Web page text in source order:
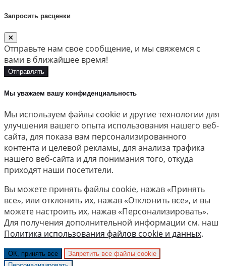
Запросить расценки
Отправьте нам свое сообщение, и мы свяжемся с
вами в ближайшее время!
Отправлять
Мы уважаем вашу конфиденциальность
Мы используем файлы cookie и другие технологии для
улучшения вашего опыта использования нашего веб-
сайта, для показа вам персонализированного
контента и целевой рекламы, для анализа трафика
нашего веб-сайта и для понимания того, откуда
приходят наши посетители.
Вы можете принять файлы cookie, нажав «Принять
все», или отклонить их, нажав «Отклонить все», и вы
можете настроить их, нажав «Персонализировать».
Для получения дополнительной информации см. наш
Политика использования файлов cookie и данных.
ОК, принять все
Запретить все файлы cookie